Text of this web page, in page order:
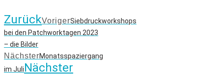
ZurückVorigerSiebdruckworkshops
bei den Patchworktagen 2023
– die Bilder
NächsterMonatsspaziergang
im JuliNächster